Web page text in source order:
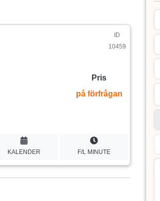
ID
10459
Pris
på förfrågan
KALENDER F/L MINUTE